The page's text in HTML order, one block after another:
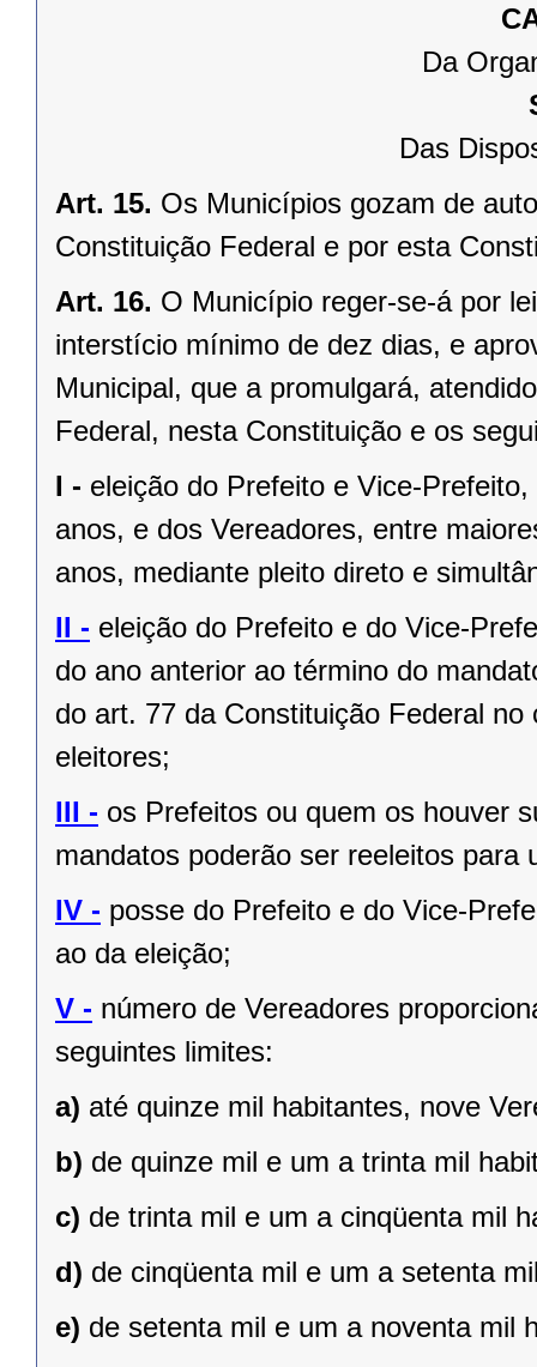
Da
Das
Art. 15. Os Municípios gozam de
Constituição Federal e por esta
Art. 16. O Município reger-se-á por
interstício mínimo de dez dias, e
Municipal, que a promulgará,
Federal, nesta Constituição e os
I - eleição do Prefeito e Vice-
anos, e dos Vereadores, entre
anos, mediante pleito direto e
II - eleição do Prefeito e do Vice-
do ano anterior ao término do
do art. 77 da Constituição Federal
eleitores;
III - os Prefeitos ou quem os houver
mandatos poderão ser reeleitos para
IV - posse do Prefeito e do Vice-
ao da eleição;
V - número de Vereadores
seguintes limites:
a) até quinze mil habitantes, nove
b) de quinze mil e um a trinta mil
c) de trinta mil e um a cinqüenta mil
d) de cinqüenta mil e um a setenta
e) de setenta mil e um a noventa mil